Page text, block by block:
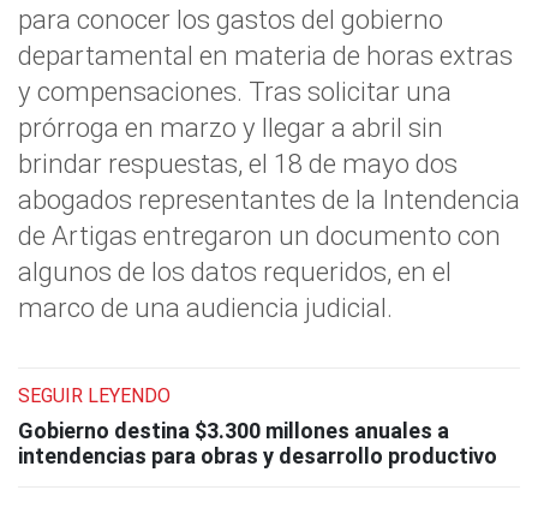
para conocer los gastos del gobierno
departamental en materia de horas extras
y compensaciones. Tras solicitar una
prórroga en marzo y llegar a abril sin
brindar respuestas, el 18 de mayo dos
abogados representantes de la Intendencia
de Artigas entregaron un documento con
algunos de los datos requeridos, en el
marco de una audiencia judicial.
SEGUIR LEYENDO
Gobierno destina $3.300 millones anuales a
intendencias para obras y desarrollo productivo